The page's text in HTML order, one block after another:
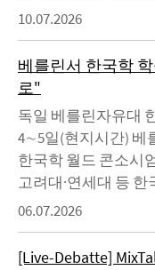
10.07.2026
베를린서 한국학
로"
독일 베를린자유대
4∼5일(현지시간) 베
한국학 월드 콘소시
고려대·연세대 등 한
06.07.2026
[Live-Debatte]